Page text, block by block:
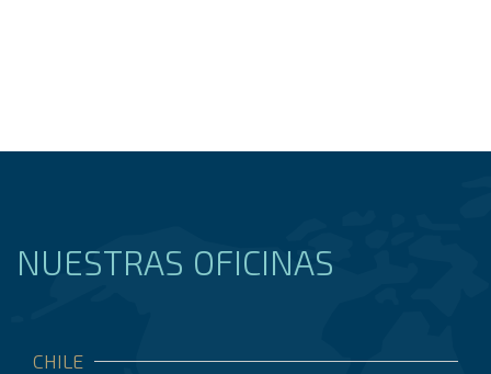
NUESTRAS OFICINAS
CHILE